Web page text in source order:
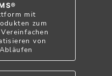
mit
zum
von